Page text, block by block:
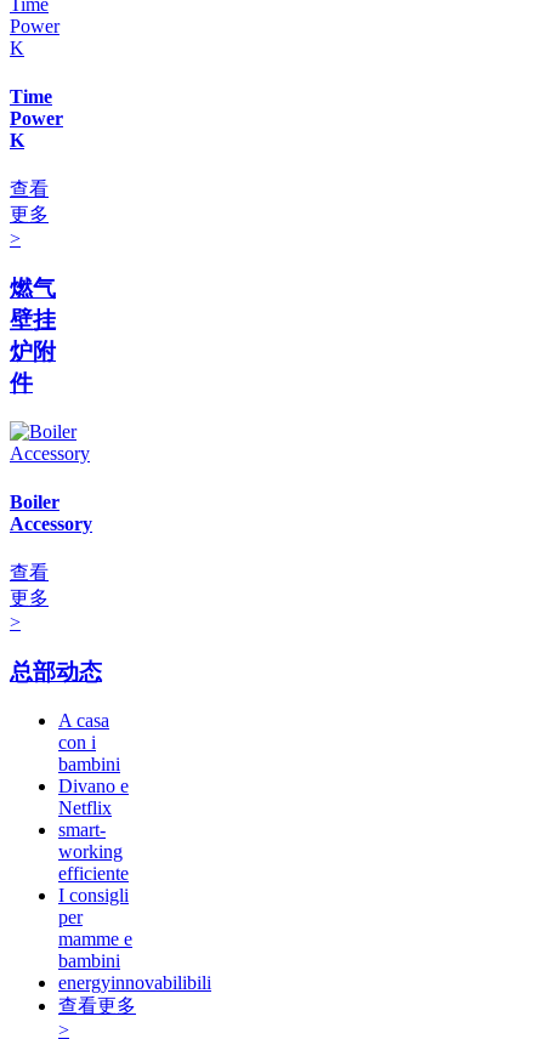
Time
Power
K
查看
更多
>
燃气
壁挂
炉附
件
Boiler
Accessory
查看
更多
>
总部动态
A casa
con i
bambini
Divano e
Netflix
smart-
working
efficiente
I consigli
per
mamme e
bambini
energyinnovabilibili
查看更多
>